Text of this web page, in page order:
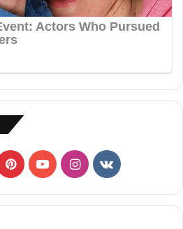
P
i
Y
o
I
n
v
k